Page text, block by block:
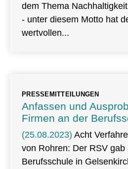
dem Thema
- unter diesem Motto hat
wertvollen
PRESSEMITTEILUNGEN
Anfassen und
Firmen an der
(25.08.2023) Acht
von Rohren: Der RSV gab
Berufsschule in